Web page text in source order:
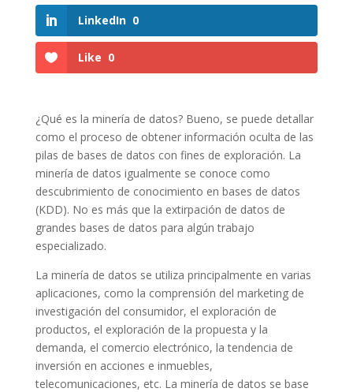
LinkedIn 0
Like 0
¿Qué es la minería de datos? Bueno, se puede detallar
como el proceso de obtener información oculta de las
pilas de bases de datos con fines de exploración. La
minería de datos igualmente se conoce como
descubrimiento de conocimiento en bases de datos
(KDD). No es más que la extirpación de datos de
grandes bases de datos para algún trabajo
especializado.
La minería de datos se utiliza principalmente en varias
aplicaciones, como la comprensión del marketing de
investigación del consumidor, el exploración de
productos, el exploración de la propuesta y la
demanda, el comercio electrónico, la tendencia de
inversión en acciones e inmuebles,
telecomunicaciones, etc. La minería de datos se base